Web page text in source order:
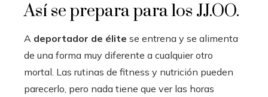
Así se prepara para los JJ.OO.
A deportador de élite se entrena y se alimenta
de una forma muy diferente a cualquier otro
mortal. Las rutinas de fitness y nutrición pueden
parecerlo, pero nada tiene que ver las horas